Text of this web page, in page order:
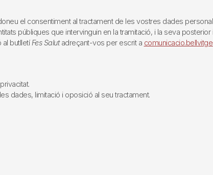
el consentiment al tractament de les vostres dades
públiques que intervinguin en la tramitació, i la seva
al butlletí Fes Salutadreçant-vos per escrit a
dades, limitació i oposició al seu tractament.